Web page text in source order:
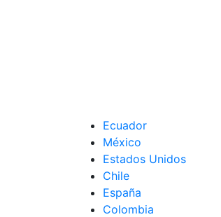
Ecuador
México
Estados Unidos
Chile
España
Colombia